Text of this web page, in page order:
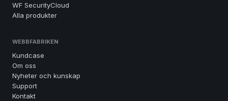
WF SecurityCloud
Alla produkter
WEBBFABRIKEN
Kundcase
Om oss
Nyheter och kunskap
Support
Kontakt